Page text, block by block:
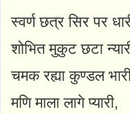
स्वर्ण छत्र सिर पर
शोभित मुकुट छटा
चमक रह्या कुण्डल
मणि माला लागे प्यारी,